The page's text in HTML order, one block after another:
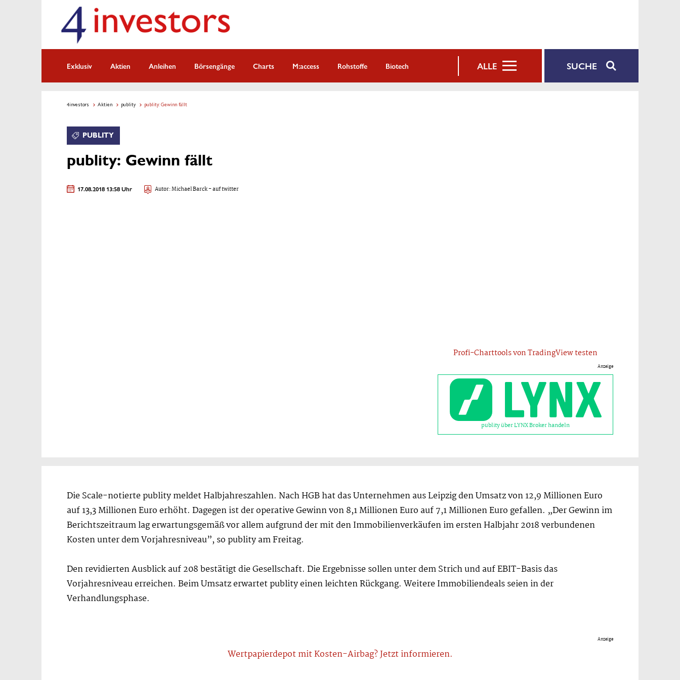
SUCHE
ALLE
Exklusiv Aktien Anleihen Börsengänge Charts M:access Rohstoffe Biotech
4investors Aktien publity publity: Gewinn fällt
PUBLITY
publity: Gewinn fällt
17.08.2018 13:58 Uhr Autor:Michael Barck- auf twitter
Profi-Charttools von TradingView testen
Anzeige
publity über LYNX Broker handeln
Die Scale-notierte publity meldet Halbjahreszahlen. Nach HGB hat das Unternehmen aus Leipzig den Umsatz von 12,9 Millionen Euro
auf 13,3 Millionen Euro erhöht. Dagegen ist der operative Gewinn von 8,1 Millionen Euro auf 7,1 Millionen Euro gefallen. „Der Gewinn im
Berichtszeitraum lag erwartungsgemäß vor allem aufgrund der mit den Immobilienverkäufen im ersten Halbjahr 2018 verbundenen
Kosten unter dem Vorjahresniveau”, so publity am Freitag.
Den revidierten Ausblick auf 208 bestätigt die Gesellschaft. Die Ergebnisse sollen unter dem Strich und auf EBIT-Basis das
Vorjahresniveau erreichen. Beim Umsatz erwartet publity einen leichten Rückgang. Weitere Immobiliendeals seien in der
Verhandlungsphase.
Anzeige
Wertpapierdepot mit Kosten-Airbag? Jetzt informieren.